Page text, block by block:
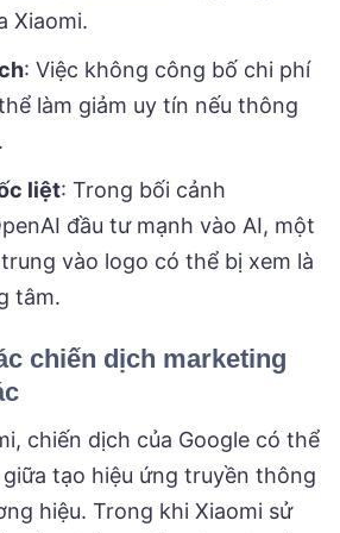
Xiaomi.
: Việc không công bố chi phí
làm giảm uy tín nếu thông
liệt: Trong bối cảnh
đầu tư mạnh vào AI, một
vào logo có thể bị xem là
tâm.
chiến dịch marketing
chiến dịch của Google có thể
tạo hiệu ứng truyền thông
hiệu. Trong khi Xiaomi sử